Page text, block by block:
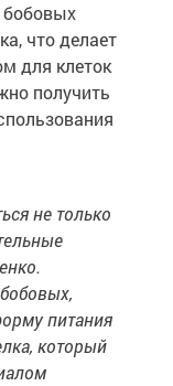
бобовых
что делает
для клеток
получить
не только
питания
который